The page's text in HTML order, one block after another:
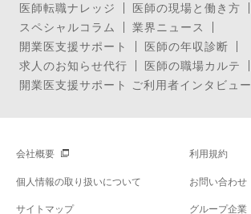
医師転職ナレッジ
医師の現場と働き方
スペシャルコラム
業界ニュース
開業医支援サポート
医師の年収診断
求人のお知らせ代行
医師の職場カルテ
開業医支援サポート ご利用者インタビュー
会社概要 利用規約
個人情報の取り扱いについて お問い合わせ
サイトマップ グループ企業